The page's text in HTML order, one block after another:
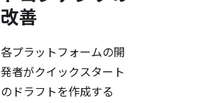
改善
各プラットフォームの開
発者がクイックスタート
のドラフトを作成する